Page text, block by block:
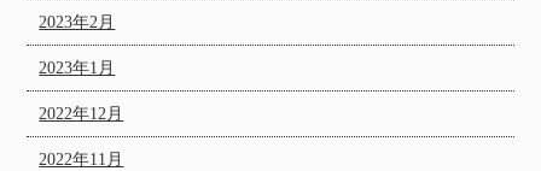
2023年2月
2023年1月
2022年12月
2022年11月